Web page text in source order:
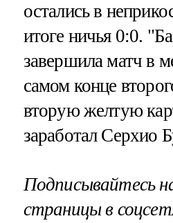
остались в
итоге ничья 0:0.
завершила матч в
самом конце
вторую желтую
заработал Серхио
Подписывайтесь
страницы в